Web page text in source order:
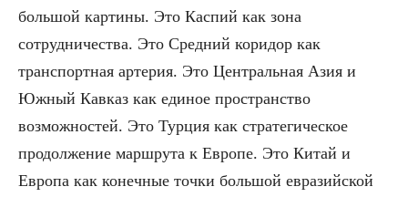
большой картины. Это Каспий как зона
сотрудничества. Это Средний коридор как
транспортная артерия. Это Центральная Азия и
Южный Кавказ как единое пространство
возможностей. Это Турция как стратегическое
продолжение маршрута к Европе. Это Китай и
Европа как конечные точки большой евразийской